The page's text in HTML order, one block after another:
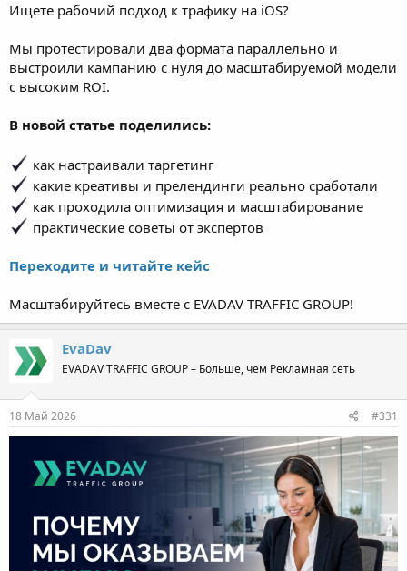
Ищете рабочий подход к трафику на iOS?
Мы протестировали два формата параллельно и
выстроили кампанию с нуля до масштабируемой модели
с высоким ROI.
В новой статье поделились:
как настраивали таргетинг
какие креативы и прелендинги реально сработали
как проходила оптимизация и масштабирование
практические советы от экспертов
Переходите и читайте кейс
Масштабируйтесь вместе с EVADAV TRAFFIC GROUP!
EvaDav
EVADAV TRAFFIC GROUP – Больше, чем Рекламная сеть
18 Май 2026 #331